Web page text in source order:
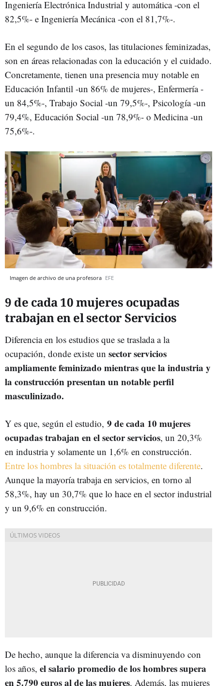
Ingeniería Electrónica Industrial y automática -con el
82,5%- e Ingeniería Mecánica -con el 81,7%-.
En el segundo de los casos, las titulaciones feminizadas,
son en áreas relacionadas con la educación y el cuidado.
Concretamente, tienen una presencia muy notable en
Educación Infantil -un 86% de mujeres-, Enfermería -
un 84,5%-, Trabajo Social -un 79,5%-, Psicología -un
79,4%, Educación Social -un 78,9%- o Medicina -un
75,6%-.
Imagen de archivo de una profesora EFE
9 de cada 10 mujeres ocupadas
trabajan en el sector Servicios
Diferencia en los estudios que se traslada a la
ocupación, donde existe un sector servicios
ampliamente feminizado mientras que la industria y
la construcción presentan un notable perfil
masculinizado.
Y es que, según el estudio, 9 de cada 10 mujeres
ocupadas trabajan en el sector servicios, un 20,3%
en industria y solamente un 1,6% en construcción.
Entre los hombres la situación es totalmente diferente.
Aunque la mayoría trabaja en servicios, en torno al
58,3%, hay un 30,7% que lo hace en el sector industrial
y un 9,6% en construcción.
De hecho, aunque la diferencia va disminuyendo con
los años, el salario promedio de los hombres supera
en 5.790 euros al de las mujeres. Además, las mujeres